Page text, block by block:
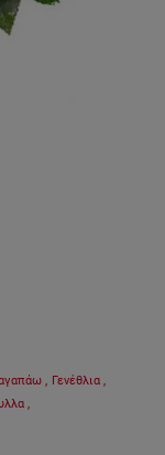
, Γενέθλια ,
,